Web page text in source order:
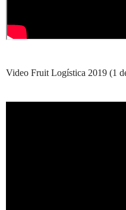
Video Fruit Logística 2019 (1